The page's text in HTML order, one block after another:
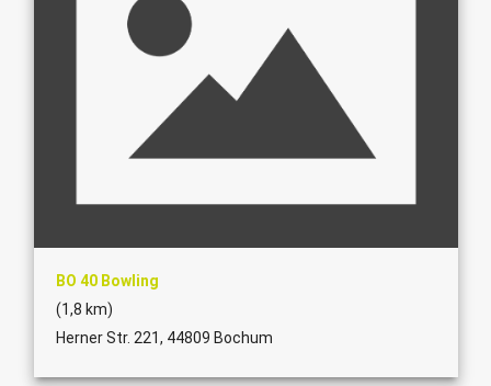
BO 40 Bowling
(1,8 km)
Herner Str. 221, 44809 Bochum